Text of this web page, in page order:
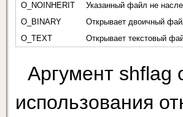
O_NOINHERIT
Указанный файл не
O_BINARY
Открывает двоичный
O_ТЕХТ
Открывает текстовый
Аргумент shflag
использования